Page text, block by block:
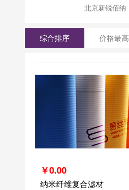
北京新锐佰纳
综合排序 价格最高
￥0.00
纳米纤维复合滤材